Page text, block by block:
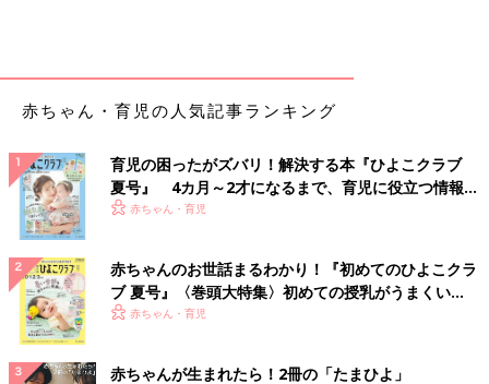
赤ちゃん・育児の人気記事ランキング
育児の困ったがズバリ！解決する本『ひよこクラブ
夏号』 4カ月～2才になるまで、育児に役立つ情報が
いっぱい！
赤ちゃん・育児
赤ちゃんのお世話まるわかり！『初めてのひよこクラ
ブ 夏号』〈巻頭大特集〉初めての授乳がうまくい
く！ おっぱい・ミルクの基本と夏のトラブル 解決テ
赤ちゃん・育児
赤ちゃんが生まれたら！2冊の「たまひよ」